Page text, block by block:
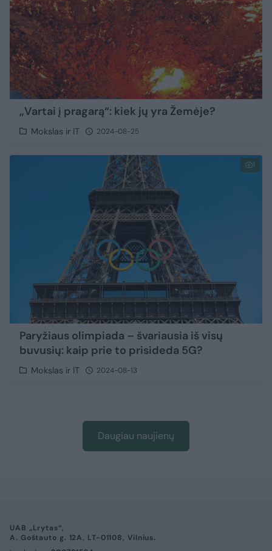
„Vartai į pragarą“: kiek jų yra Žemėje?
Mokslas ir IT 2024-08-25
1
Paryžiaus olimpiada – švariausia iš visų
buvusių: kaip prie to prisideda 5G?
Mokslas ir IT 2024-08-13
Daugiau naujienų
UAB „Lrytas“,
A. Goštauto g. 12A, LT-01108, Vilnius.